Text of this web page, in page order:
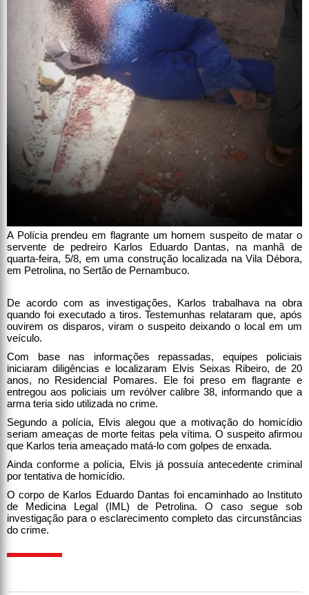
A Polícia prendeu em flagrante um homem suspeito de matar o
servente de pedreiro Karlos Eduardo Dantas, na manhã de
quarta-feira, 5/8, em uma construção localizada na Vila Débora,
em Petrolina, no Sertão de Pernambuco.
De acordo com as investigações, Karlos trabalhava na obra
quando foi executado a tiros. Testemunhas relataram que, após
ouvirem os disparos, viram o suspeito deixando o local em um
veículo.
Com base nas informações repassadas, equipes policiais
iniciaram diligências e localizaram Elvis Seixas Ribeiro, de 20
anos, no Residencial Pomares. Ele foi preso em flagrante e
entregou aos policiais um revólver calibre 38, informando que a
arma teria sido utilizada no crime.
Segundo a polícia, Elvis alegou que a motivação do homicídio
seriam ameaças de morte feitas pela vítima. O suspeito afirmou
que Karlos teria ameaçado matá-lo com golpes de enxada.
Ainda conforme a polícia, Elvis já possuía antecedente criminal
por tentativa de homicídio.
O corpo de Karlos Eduardo Dantas foi encaminhado ao Instituto
de Medicina Legal (IML) de Petrolina. O caso segue sob
investigação para o esclarecimento completo das circunstâncias
do crime.